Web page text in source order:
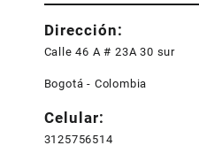
Dirección:
Calle 46 A # 23A 30 sur
Bogotá - Colombia
Celular:
3125756514